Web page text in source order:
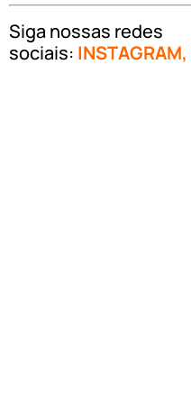
Siga nossas redes
sociais: INSTAGRAM,